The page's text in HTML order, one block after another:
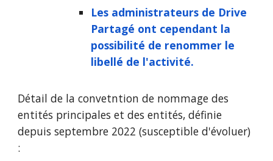
Les administrateurs de Drive
Partagé ont cependant la
possibilité de renommer le
libellé de l'activité.
Détail de la convetntion de nommage des
entités principales et des entités,définie
depuis septembre 2022 (susceptible d'évoluer)
: